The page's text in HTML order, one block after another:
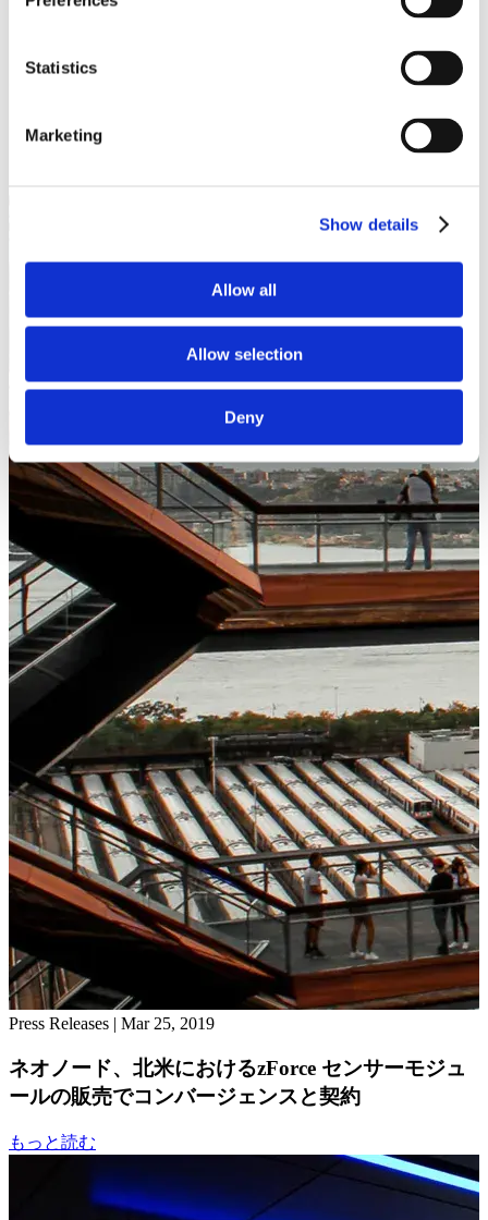
Statistics
Marketing
Show details
Allow all
Allow selection
Deny
Press Releases | Mar 25, 2019
ネオノード、北米におけるzForce センサーモジュ
ールの販売でコンバージェンスと契約
もっと読む